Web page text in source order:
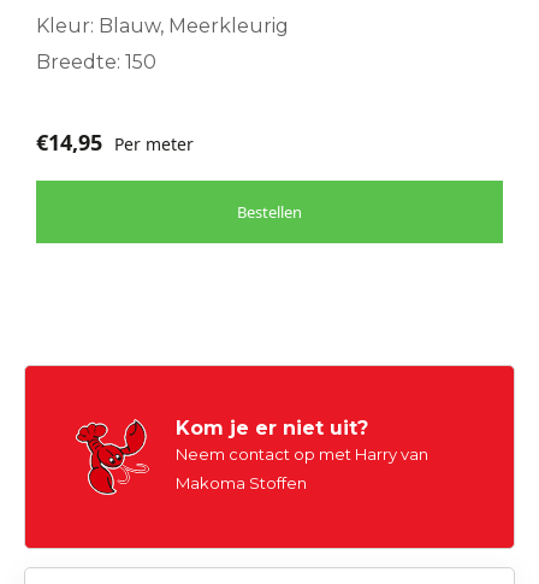
Kleur: Blauw, Meerkleurig
Breedte: 150
€14,95 Per meter
Bestellen
Kom je er niet uit?
Neem contact op met Harry van
Makoma Stoffen